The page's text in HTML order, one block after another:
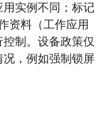
实例不同；标记
资料（工作应用
制。设备政策仅
，例如强制锁屏